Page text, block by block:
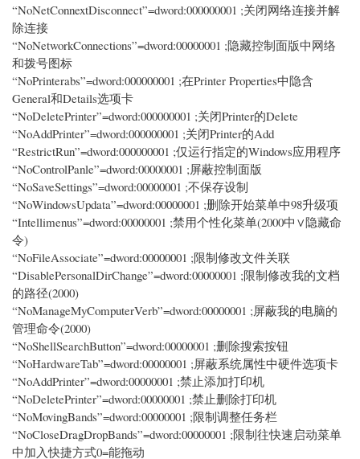
“NoNetConnextDisconnect”=dword:000000001 ;关闭网络连接并解
除连接
“NoNetworkConnections”=dword:00000001 ;隐藏控制面版中网络
和拨号图标
“NoPrinterabs”=dword:000000001 ;在Printer Properties中隐含
General和Details选项卡
“NoDeletePrinter”=dword:000000001 ;关闭Printer的Delete
“NoAddPrinter”=dword:000000001 ;关闭Printer的Add
“RestrictRun”=dword:000000001 ;仅运行指定的Windows应用程序
“NoControlPanle”=dword:00000001 ;屏蔽控制面版
“NoSaveSettings”=dword:00000001 ;不保存设制
“NoWindowsUpdata”=dword:00000001 ;删除开始菜单中98升级项
“Intellimenus”=dword:00000001 ;禁用个性化菜单(2000中∨隐藏命
令)
“NoFileAssociate”=dword:00000001 ;限制修改文件关联
“DisablePersonalDirChange”=dword:00000001 ;限制修改我的文档
的路径(2000)
“NoManageMyComputerVerb”=dword:00000001 ;屏蔽我的电脑的
管理命令(2000)
“NoShellSearchButton”=dword:00000001 ;删除搜索按钮
“NoHardwareTab”=dword:00000001 ;屏蔽系统属性中硬件选项卡
“NoAddPrinter”=dword:00000001 ;禁止添加打印机
“NoDeletePrinter”=dword:00000001 ;禁止删除打印机
“NoMovingBands”=dword:00000001 ;限制调整任务栏
“NoCloseDragDropBands”=dword:00000001 ;限制往快速启动菜单
中加入快捷方式0=能拖动